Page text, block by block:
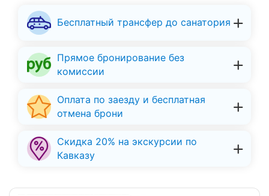
Бесплатный трансфер до санатория
Прямое бронирование без
комиссии
Оплата по заезду и бесплатная
отмена брони
Скидка 20% на экскурсии по
Кавказу